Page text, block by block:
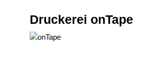
Druckerei onTape